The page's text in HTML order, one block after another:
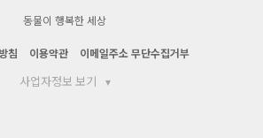
동물이 행복한 세상
침 이용약관 이메일주소 무단수집거부
사업자정보 보기 ▾